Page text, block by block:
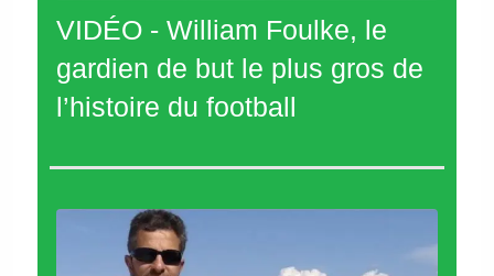
VIDÉO - William Foulke, le
gardien de but le plus gros de
l’histoire du football